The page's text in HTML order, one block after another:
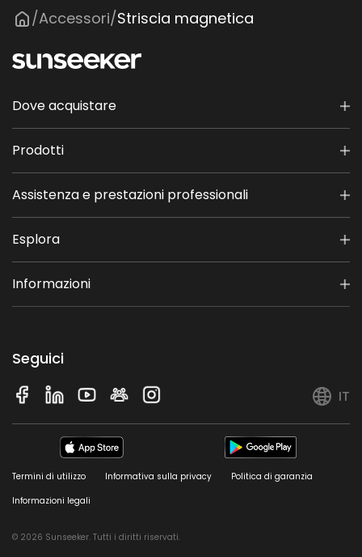
/Accessori/Striscia magnetica
Dove acquistare
Prodotti
Assistenza e prestazioni professionali
Esplora
Informazioni
Seguici
IT
Termini di utilizzo Informativa sulla privacy
Politica di garanzia
Informazioni legali
© 2026 Sunseeker. Tutti i diritti riservati.